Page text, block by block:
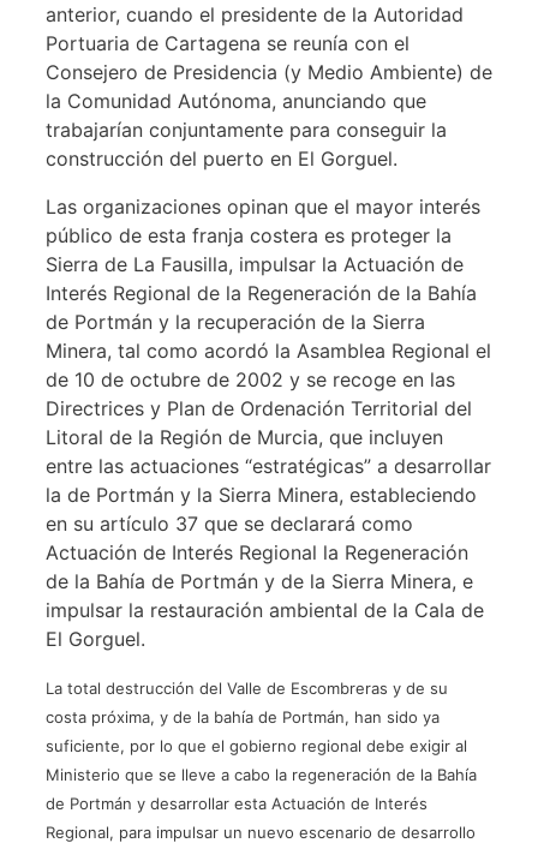
anterior, cuando el presidente de la Autoridad
Portuaria de Cartagena se reunía con el
Consejero de Presidencia (y Medio Ambiente) de
la Comunidad Autónoma, anunciando que
trabajarían conjuntamente para conseguir la
construcción del puerto en El Gorguel.
Las organizaciones opinan que el mayor interés
público de esta franja costera es proteger la
Sierra de La Fausilla, impulsar la Actuación de
Interés Regional de la Regeneración de la Bahía
de Portmán y la recuperación de la Sierra
Minera, tal como acordó la Asamblea Regional el
de 10 de octubre de 2002 y se recoge en las
Directrices y Plan de Ordenación Territorial del
Litoral de la Región de Murcia, que incluyen
entre las actuaciones “estratégicas” a desarrollar
la de Portmán y la Sierra Minera, estableciendo
en su artículo 37 que se declarará como
Actuación de Interés Regional la Regeneración
de la Bahía de Portmán y de la Sierra Minera, e
impulsar la restauración ambiental de la Cala de
El Gorguel.
La total destrucción del Valle de Escombreras y de su
costa próxima, y de la bahía de Portmán, han sido ya
suficiente, por lo que el gobierno regional debe exigir al
Ministerio que se lleve a cabo la regeneración de la Bahía
de Portmán y desarrollar esta Actuación de Interés
Regional, para impulsar un nuevo escenario de desarrollo